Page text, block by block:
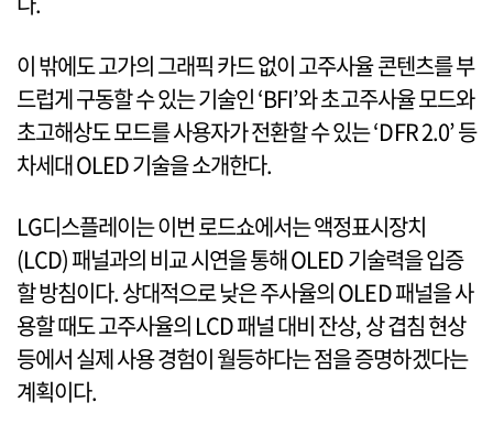
이 밖에도 고가의 그래픽 카드 없이 고주사율 콘텐츠를 부
드럽게 구동할 수 있는 기술인 ‘BFI’와 초고주사율 모드와
초고해상도 모드를 사용자가 전환할 수 있는 ‘DFR 2.0’ 등
차세대 OLED 기술을 소개한다.
LG디스플레이는 이번 로드쇼에서는 액정표시장치
(LCD) 패널과의 비교 시연을 통해 OLED 기술력을 입증
할 방침이다. 상대적으로 낮은 주사율의 OLED 패널을 사
용할 때도 고주사율의 LCD 패널 대비 잔상, 상 겹침 현상
등에서 실제 사용 경험이 월등하다는 점을 증명하겠다는
계획이다.